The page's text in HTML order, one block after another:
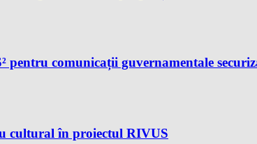
pentru comunicații guvernamentale
cultural în proiectul RIVUS